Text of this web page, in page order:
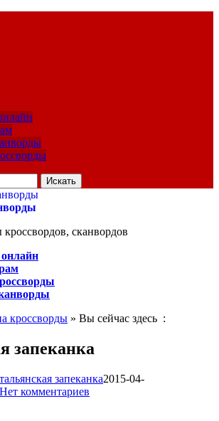
сканвордов
кроссворды » Вы сейчас здесь :
запеканка
запеканка2015-04-
Нет комментариев